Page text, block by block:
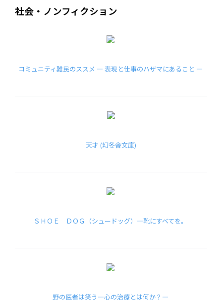
社会・ノンフィクション
コミュニティ難民のススメ ― 表現と仕事のハザマにあること ―
天才 (幻冬舎文庫)
ＳＨＯＥ ＤＯＧ（シュードッグ）―靴にすべてを。
野の医者は笑う―心の治療とは何か？―